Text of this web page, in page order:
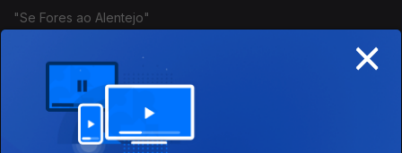
"Se Fores ao Alentejo"
Lena Silva
Ep. 178
25 nov. 2025
Desculpa Por Te Amar Tanto
×